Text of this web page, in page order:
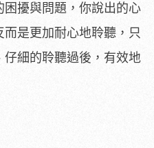
擾與問題，你說出的心
是更加耐心地聆聽，只
仔細的聆聽過後，有效地